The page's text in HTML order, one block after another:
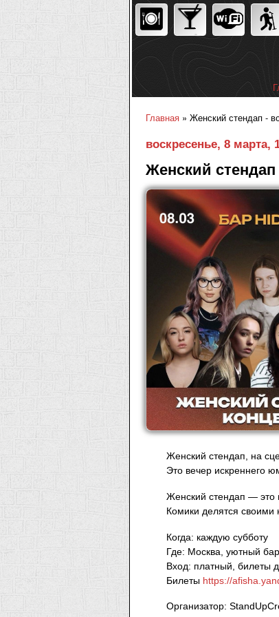
Главная » Женский стендап -
воскресенье, 8 марта,
Женский стендап
Женский стендап, на
Это вечер искреннего
Женский стендап — это
Комики делятся
Когда: каждую субботу
Где: Москва, уютный
Вход: платный, билеты
Билеты https://
Организатор: